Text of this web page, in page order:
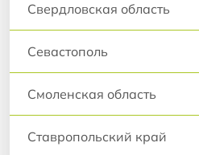
Свердловская область
Севастополь
Смоленская область
Ставропольский край